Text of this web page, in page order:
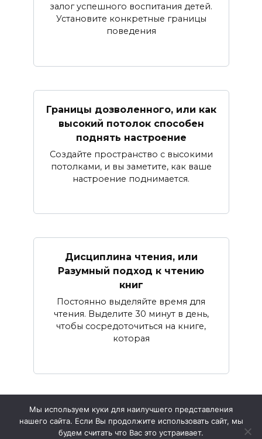
залог успешного воспитания детей.
Установите конкретные границы
поведения
Границы дозволенного, или как
высокий потолок способен
поднять настроение
Создайте пространство с высокими
потолками, и вы заметите, как ваше
настроение поднимается.
Дисциплина чтения, или
Разумный подход к чтению
книг
Постоянно выделяйте время для
чтения. Выделите 30 минут в день,
чтобы сосредоточиться на книге,
которая
© 2026 Жизнь и Психология
Мы используем куки для наилучшего представления
нашего сайта. Если Вы продолжите использовать сайт, мы
будем считать что Вас это устраивает.